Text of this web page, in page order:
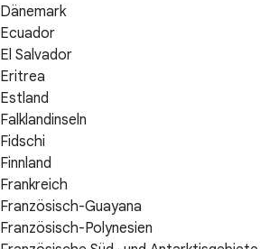
Dänemark
Ecuador
El Salvador
Eritrea
Estland
Falklandinseln
Fidschi
Finnland
Frankreich
Französisch-Guayana
Französisch-Polynesien